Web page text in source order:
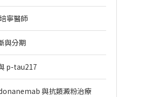
寧醫師
與分期
p-tau217
與抗類澱粉治療